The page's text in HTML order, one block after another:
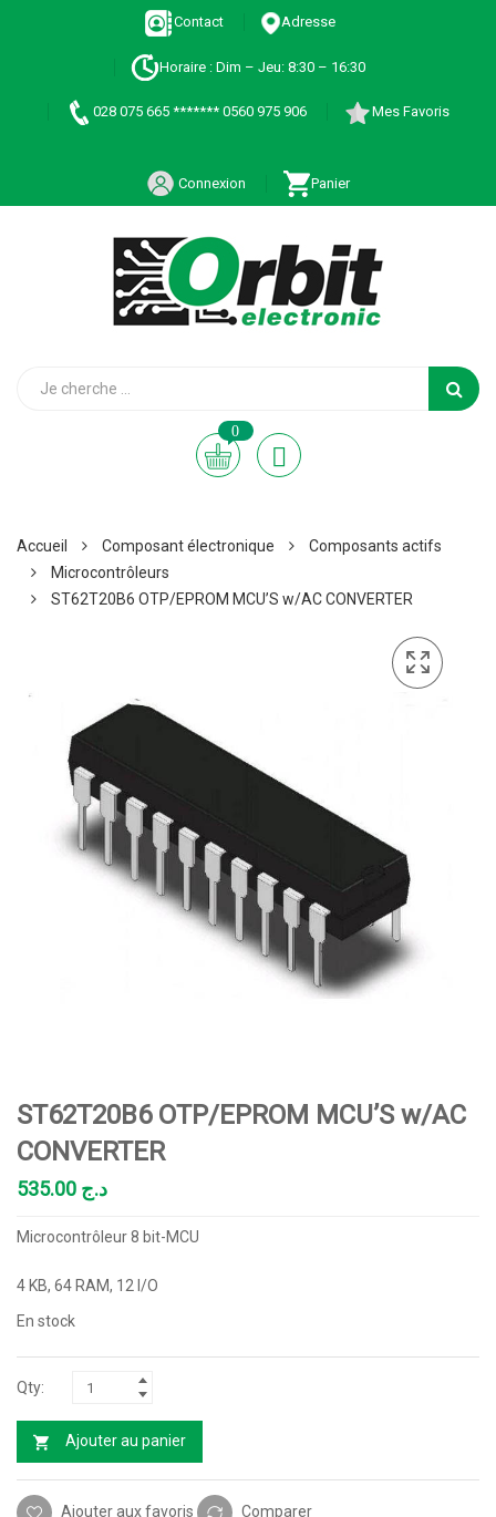
Contact Adresse
Horaire : Dim – Jeu: 8:30 – 16:30
028 075 665 ******* 0560 975 906 Mes Favoris
Connexion Panier
0
Accueil Composant électronique
Composants actifs
Microcontrôleurs
ST62T20B6 OTP/EPROM MCU’S w/AC CONVERTER
ST62T20B6 OTP/EPROM MCU’S w/AC
CONVERTER
د.ج
Microcontrôleur 8 bit-MCU
4 KB, 64 RAM, 12 I/O
En stock
Ajouter au panier
Ajouter aux favoris Comparer